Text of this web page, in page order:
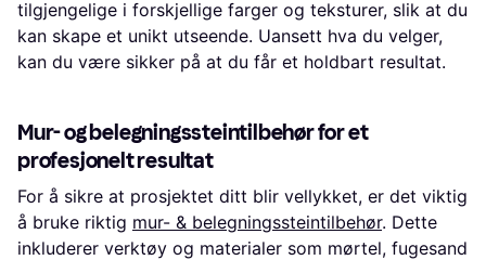
tilgjengelige i forskjellige farger og teksturer, slik at du
kan skape et unikt utseende. Uansett hva du velger,
kan du være sikker på at du får et holdbart resultat.
Mur- og belegningssteintilbehør for et
profesjonelt resultat
For å sikre at prosjektet ditt blir vellykket, er det viktig
å bruke riktig mur- & belegningssteintilbehør. Dette
inkluderer verktøy og materialer som mørtel, fugesand